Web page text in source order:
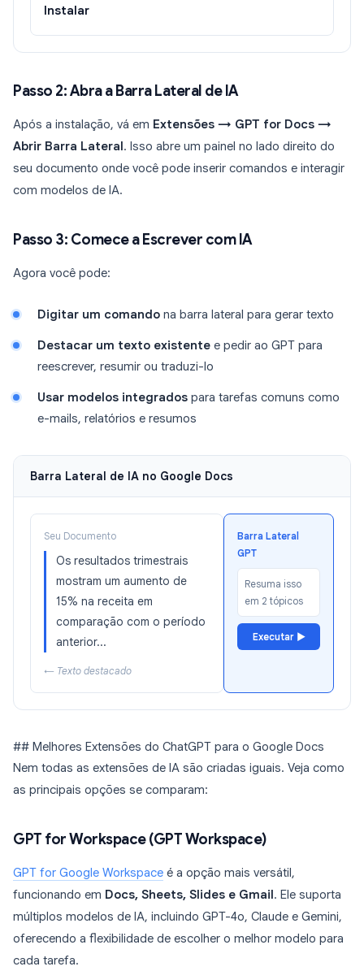
Instalar
Passo 2: Abra a Barra Lateral de IA
Após a instalação, vá em Extensões → GPT for Docs →
Abrir Barra Lateral . Isso abre um painel no lado direito do
seu documento onde você pode inserir comandos e interagir
com modelos de IA.
Passo 3: Comece a Escrever com IA
Agora você pode:
Digitar um comando na barra lateral para gerar texto
Destacar um texto existente e pedir ao GPT para
reescrever, resumir ou traduzi-lo
Usar modelos integrados para tarefas comuns como
e-mails, relatórios e resumos
Barra Lateral de IA no Google Docs
Seu Documento
Os resultados trimestrais
mostram um aumento de
15% na receita em
comparação com o período
anterior...
← Texto destacado
Barra Lateral
GPT
Resuma isso
em 2 tópicos
Executar ▶
## Melhores Extensões do ChatGPT para o Google Docs
Nem todas as extensões de IA são criadas iguais. Veja como
as principais opções se comparam:
GPT for Workspace (GPT Workspace)
GPT for Google Workspace é a opção mais versátil,
funcionando em Docs, Sheets, Slides e Gmail . Ele suporta
múltiplos modelos de IA, incluindo GPT-4o, Claude e Gemini,
oferecendo a flexibilidade de escolher o melhor modelo para
cada tarefa.